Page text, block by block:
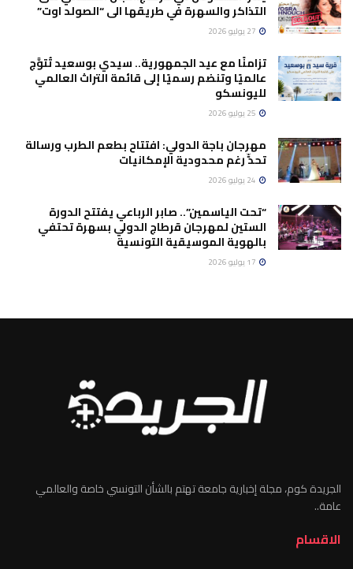
التذاكر والسهرة في طريقها الى “الصولد اوت”
تزامنًا مع عيد الجمهورية.. سيدي بوسعيد تُتوَّج
عالميًا وتنضم رسميًا إلى قائمة التراث العالمي
لليونسكو
مهرجان باجة الدولي: افتتاح بطعم الطرب ورسالة
تحدٍّ رغم محدودية الإمكانيات
“تحت الياسمين”.. صابر الرباعي يفتتح الدورة
الستين لمهرجان قرطاج الدولي بسهرة تحتفي
بالهوية الموسيقية التونسية
الجريدة كوم، مجلة إخبارية جامعة تهتم بالشأن التونسي خاصة والعالمي
عامة..
الاقسام